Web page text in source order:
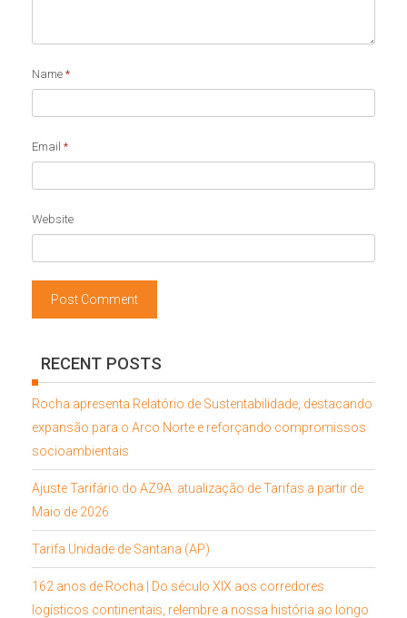
Name *
Email *
Website
RECENT POSTS
Rocha apresenta Relatório de Sustentabilidade, destacando
expansão para o Arco Norte e reforçando compromissos
socioambientais
Ajuste Tarifário do AZ9A: atualização de Tarifas a partir de
Maio de 2026
Tarifa Unidade de Santana (AP)
162 anos de Rocha | Do século XIX aos corredores
logísticos continentais, relembre a nossa história ao longo